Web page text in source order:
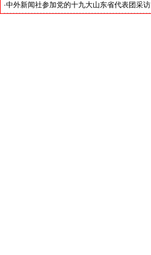
·中外新闻社参加党的十九大山东省代表团采访